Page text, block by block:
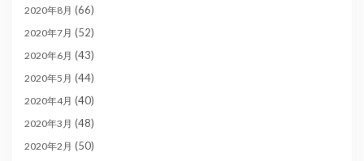
2020年8月 (66)
2020年7月 (52)
2020年6月 (43)
2020年5月 (44)
2020年4月 (40)
2020年3月 (48)
2020年2月 (50)